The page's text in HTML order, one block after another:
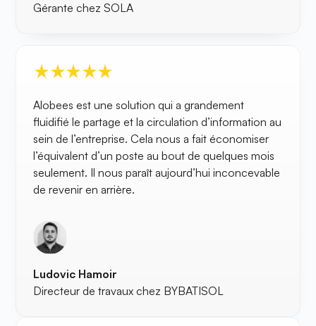
Gérante chez SOLA
Alobees est une solution qui a grandement
fluidifié le partage et la circulation d’information au
sein de l’entreprise. Cela nous a fait économiser
l’équivalent d’un poste au bout de quelques mois
seulement. Il nous paraît aujourd’hui inconcevable
de revenir en arrière.
Ludovic Hamoir
Directeur de travaux chez BYBATISOL